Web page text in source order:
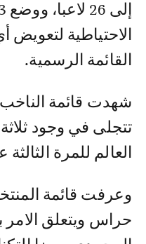
الاحتياطية
القائمة الرسمية.
شهدت قائمة الناخب
تتجلى في وجود
العالم للمرة
وعرفت قائمة
حراس ويتعلق الامر